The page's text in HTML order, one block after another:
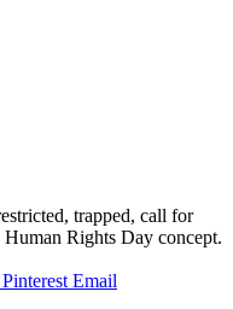
trapped, call for
Rights Day concept.
Pinterest Email